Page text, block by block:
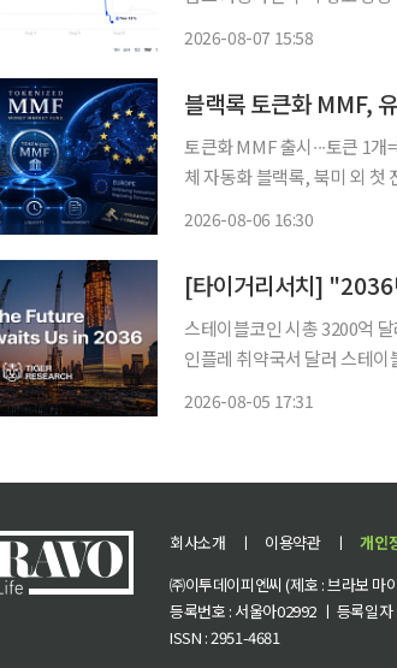
2026-08-07 15:58
블랙록 토큰화 MMF,
토큰화 MMF 출시∙∙∙토큰 1개
체 자동화 블랙록, 북미 외 첫
2026-08-06 16:30
스테이블코인 시총 3200억
인플레 취약국서 달러 스테
2026-08-05 17:31
회사소개 ㅣ 이용약관 ㅣ 개인
㈜이투데이피엔씨 (제호 : 브라보
등록번호 : 서울아02992 ㅣ 등록일
ISSN : 2951-4681